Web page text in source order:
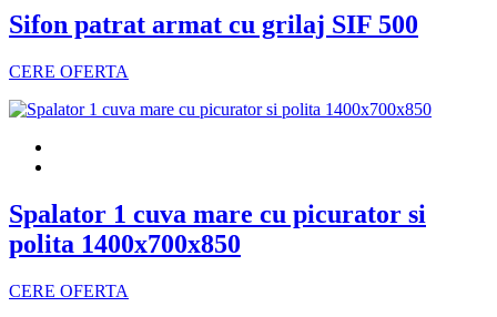
Sifon patrat armat cu grilaj SIF 500
CERE OFERTA
Spalator 1 cuva mare cu picurator si
polita 1400x700x850
CERE OFERTA